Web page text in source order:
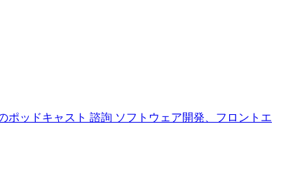
ポッドキャスト 諮詢 ソフトウェア開発、フロントエ